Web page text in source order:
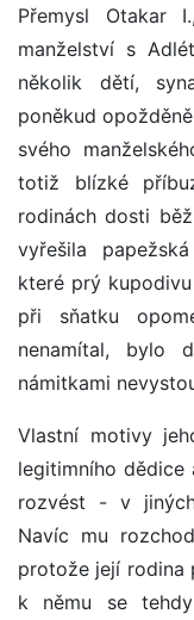
Přemysl Otakar
manželství s
několik dětí,
poněkud
svého
totiž blízké
rodinách dosti
vyřešila
které prý
při sňatku
nenamítal, bylo
námitkami
Vlastní motivy
legitimního dědice
rozvést - v
Navíc mu
protože její rodina
k němu se